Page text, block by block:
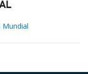
Mundial